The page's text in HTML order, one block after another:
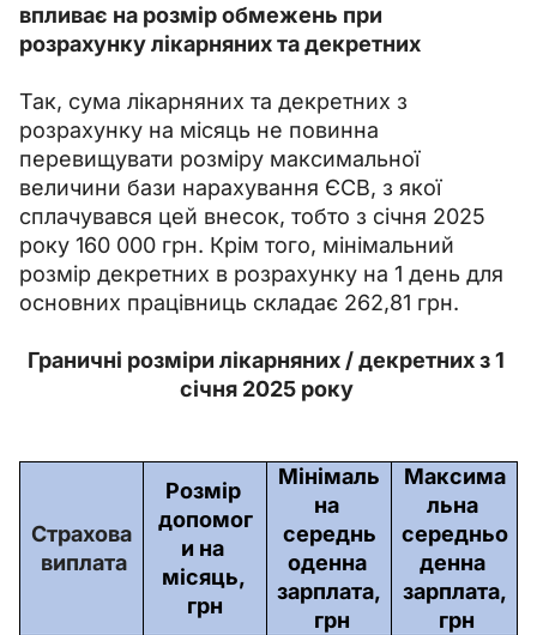
впливає на розмір обмежень при
розрахунку лікарняних та декретних
Так, сума лікарняних та декретних з
розрахунку на місяць не повинна
перевищувати розміру максимальної
величини бази нарахування ЄСВ, з якої
сплачувався цей внесок, тобто з січня 2025
року 160 000 грн. Крім того, мінімальний
розмір декретних в розрахунку на 1 день для
основних працівниць складає 262,81 грн.
Граничні розміри лікарняних / декретних з 1
січня 2025 року
Страхова
виплата
Розмір
допомог
и на
місяць,
грн
Мінімаль
на
середнь
оденна
зарплата,
грн
Максима
льна
середньо
денна
зарплата,
грн